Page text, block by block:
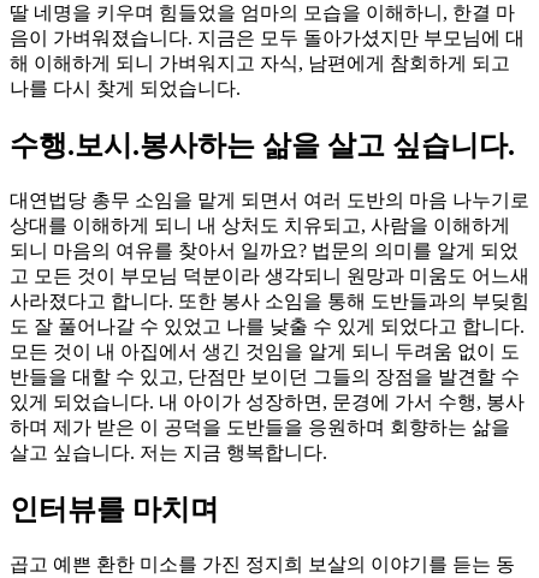
딸 네명을 키우며 힘들었을 엄마의 모습을 이해하니, 한결 마
음이 가벼워졌습니다. 지금은 모두 돌아가셨지만 부모님에 대
해 이해하게 되니 가벼워지고 자식, 남편에게 참회하게 되고
나를 다시 찾게 되었습니다.
수행.보시.봉사하는 삶을 살고 싶습니다.
대연법당 총무 소임을 맡게 되면서 여러 도반의 마음 나누기로
상대를 이해하게 되니 내 상처도 치유되고, 사람을 이해하게
되니 마음의 여유를 찾아서 일까요? 법문의 의미를 알게 되었
고 모든 것이 부모님 덕분이라 생각되니 원망과 미움도 어느새
사라졌다고 합니다. 또한 봉사 소임을 통해 도반들과의 부딪힘
도 잘 풀어나갈 수 있었고 나를 낮출 수 있게 되었다고 합니다.
모든 것이 내 아집에서 생긴 것임을 알게 되니 두려움 없이 도
반들을 대할 수 있고, 단점만 보이던 그들의 장점을 발견할 수
있게 되었습니다. 내 아이가 성장하면, 문경에 가서 수행, 봉사
하며 제가 받은 이 공덕을 도반들을 응원하며 회향하는 삶을
살고 싶습니다. 저는 지금 행복합니다.
인터뷰를 마치며
곱고 예쁜 환한 미소를 가진 정지희 보살의 이야기를 듣는 동